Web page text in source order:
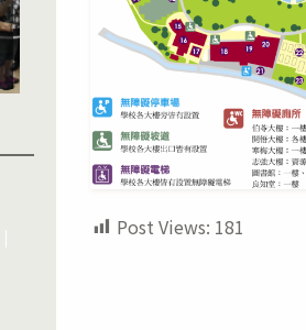
Post Views: 181